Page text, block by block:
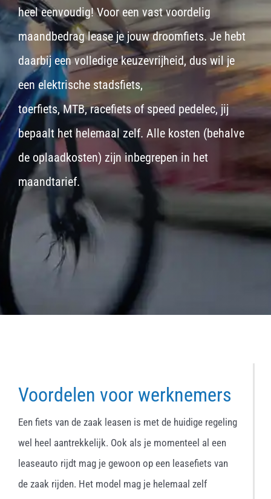
heel eenvoudig! Voor een vast voordelig
maandbedrag lease je jouw droomfiets. Je hebt
daarbij een volledige keuzevrijheid, dus wil je
eenelektrische stadsfiets,
toerfiets,MTB,racefietsof speed pedelec, jij
bepaalt het helemaal zelf. Alle kosten (behalve
de oplaadkosten) zijn inbegrepen in het
maandtarief.
Voordelen voor werknemers
Een fiets van de zaak leasen is met de huidige regeling
wel heel aantrekkelijk. Ook als je momenteel al een
leaseauto rijdt mag je gewoon op een leasefiets van
de zaak rijden. Het model mag je helemaal zelf